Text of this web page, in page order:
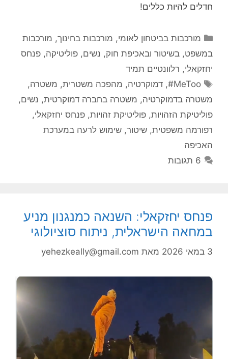
חדלים להיות כללים!
קטגוריות
מורכבות בביטחון לאומי, מורכבות בחינוך, מורכבות
במשפט, בשיטור ובאכיפת חוק, נשים, פוליטיקה, פנחס
יחזקאלי, רלוונטיים תמיד
תגיות
MeToo#
,דמוקרטיה, מהפכה משטרית, משטרה,
משטרה בדמוקרטיה, משטרה בחברה דמוקרטית, נשים,
פוליטיקת הזהויות, פוליטיקת זהויות, פנחס יחזקאלי,
רפורמה משפטית, שיטור, שימוש לרעה במערכת
האכיפה
6 תגובות
פנחס יחזקאלי: השנאה כמנגנון מניע
במחאה הישראלית, ניתוח סוציולוגי
3 במאי 2026 מאת yehezkeally@gmail.com